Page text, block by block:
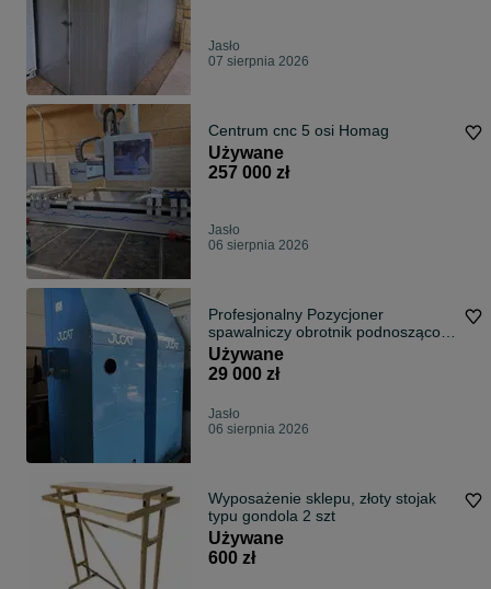
Jasło
07 sierpnia 2026
Centrum cnc 5 osi Homag
Używane
257 000 zł
Jasło
06 sierpnia 2026
Profesjonalny Pozycjoner
spawalniczy obrotnik podnosząco-
obrotowy Jucat JCP 1500
Używane
29 000 zł
Jasło
06 sierpnia 2026
Wyposażenie sklepu, złoty stojak
typu gondola 2 szt
Używane
600 zł